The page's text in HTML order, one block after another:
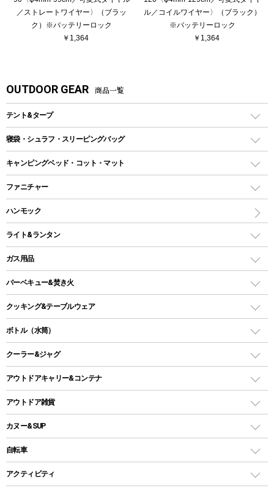
／ストレートワイヤー〉（ブラッ
ク）※バッテリーロック
￥1,364
ル／コイルワイヤー〉（ブラック）
※バッテリーロック
￥1,364
OUTDOOR GEAR 商品一覧
テント&タープ
テント
ツールームテント
ワンポールテント
シェルターテント
ロッジ型・オリジナルテント
タープ
スクエアタープ（レクタタープ）
メッシュタープ
自立式タープ
パラソル
テントアクセサリー
ペグ
グランドシート
ガイドロープ
寝袋・シュラフ・スリーピングバッグ
レクタングラー型（封筒型）シュラフ
インナーシュラフ
キャンピングベッド・コット・マット
キャンピングベッド・コット
インフレータブルマット
ファニチャー
アウトドアテーブル
レジャーシート
ハンモック
ライト&ランタン
LEDランタン
ガスランタン
オイルランタン
LEDライト
ヘッドライト
キャンドル
ガス用品
ガスバーナー
ガス缶
ガストーチ、ライター
バーベキュー&焚き火
バーベキューコンロ、グリル
焚き火台タイプ（ロースタイル）グリル
卓上タイプグリル
パーティータイプグリル
鉄板、アミ
焚き火台&ストーブ
火起こし
クッキング&テーブルウェア
ダッチオーブン
ホットサンドメーカー
クッカーセット
シェラカップ
クッキングツール
ナイフ
ボトル（水筒）
ステンレスボトル
コップ付きタイプ
ワンタッチタイプ
プラスチックボトル
ディズニーボトル
クーラー&ジャグ
クーラーボックス
クーラーバッグ
ウォータージャグ
保冷剤
アウトドアキャリー&コンテナ
アウトドアキャリー
アウトドア雑貨
バックパック&バッグ
リュック、バックパック
トートバッグ、サコッシュ
カヌー&SUP
インフレータブル
自転車
折りたたみ自転車
アクティビティ